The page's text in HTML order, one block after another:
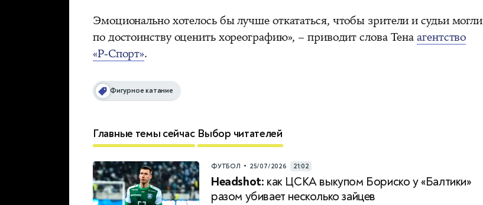
Эмоционально хотелось бы лучше откататься, чтобы зрители и судьи могли
по достоинству оценить хореографию», – приводит слова Тенаагентство
«Р-Спорт».
Фигурное катание
Главные темы сейчас Выбор читателей
ФУТБОЛ • 25/07/2026 21:02
Headshot: как ЦСКА выкупом Бориско у «Балтики»
разом убивает несколько зайцев